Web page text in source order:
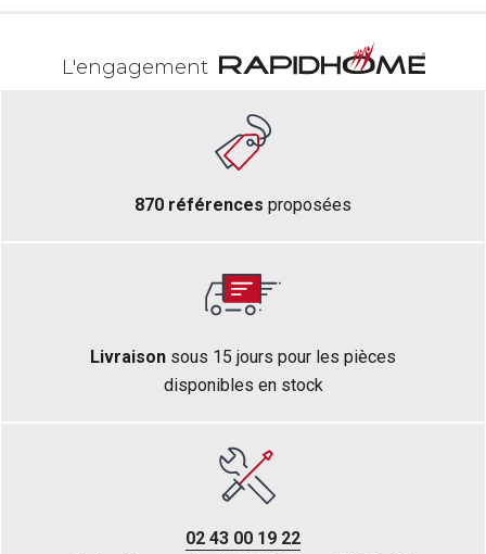
L'engagement
870 références proposées
Livraison sous 15 jours pour les pièces
disponibles en stock
02 43 00 19 22